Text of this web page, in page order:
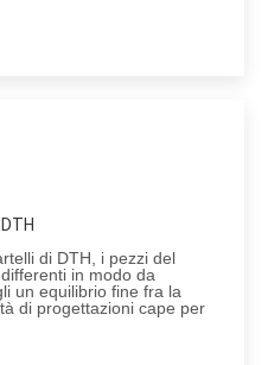
di DTH, i pezzi del
in modo da
un equilibrio fine fra la
di progettazioni cape per